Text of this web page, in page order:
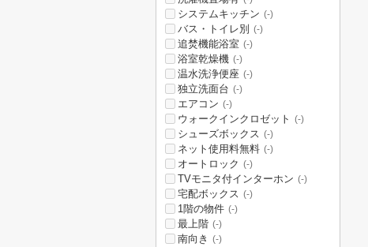
システムキッチン (-)
バス・トイレ別 (-)
追焚機能浴室 (-)
浴室乾燥機 (-)
温水洗浄便座 (-)
独立洗面台 (-)
エアコン (-)
ウォークインクロゼット (-)
シューズボックス (-)
ネット使用料無料 (-)
オートロック (-)
TVモニタ付インターホン (-)
宅配ボックス (-)
1階の物件 (-)
最上階 (-)
南向き (-)